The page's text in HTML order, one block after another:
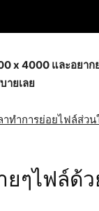
x 4000 และอยา
ายเลย
ทำการย่อยไฟล์ส่ว
ๆไฟล์ด้ว